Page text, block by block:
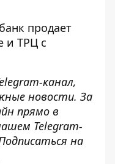
продает
и ТРЦ с
канал,
новости. За
прямо в
Telegram-
на